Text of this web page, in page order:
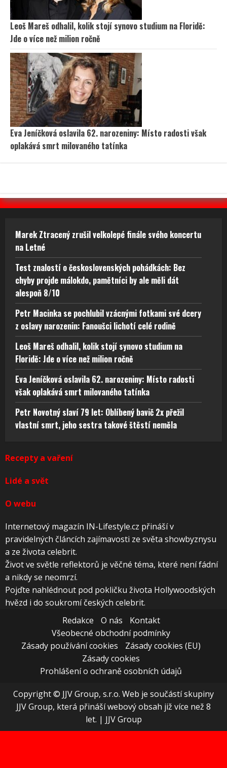
Leoš Mareš odhalil, kolik stojí synovo studium na Floridě:
Jde o více než milion ročně
Eva Jeníčková oslavila 62. narozeniny: Místo radosti však
oplakává smrt milovaného tatínka
Marek Ztracený zrušil velkolepé finále svého koncertu
na Letné
Test znalostí o československých pohádkách: Bez
chyby projde málokdo, pamětníci by ale měli dát
alespoň 8/10
Petr Macinka se pochlubil vzácnými fotkami své dcery
z oslavy narozenin: Fanoušci lichotí celé rodině
Leoš Mareš odhalil, kolik stojí synovo studium na
Floridě: Jde o více než milion ročně
Eva Jeníčková oslavila 62. narozeniny: Místo radosti
však oplakává smrt milovaného tatínka
Petr Novotný slaví 79 let: Oblíbený bavič 2x přežil
vlastní smrt, jeho sestra takové štěstí neměla
Recepty a vaření
Lidé a svět
O webu
Internetový magazín IN-Lifestyle.cz přináší v
pravidelných článcích zajímavosti ze světa showbyznysu
a ze života celebrit.
Život ve světle reflektorů je věčné téma, které není fádní
a nikdy se neomrzí.
Pojďte nahlédnout pod pokličku života Hollywoodských
hvězd i do soukromí českých celebrit.
Redakce
O nás
Kontakt
Všeobecné obchodní podmínky
Zásady používání cookies
Zásady cookies (EU)
Zásady cookies
Prohlášení o ochraně osobních údajů
Copyright © JJV Group, s.r.o. Web je součástí skupiny
JJV Group, která přináší webový obsah již více než 8
let. | JJV Group